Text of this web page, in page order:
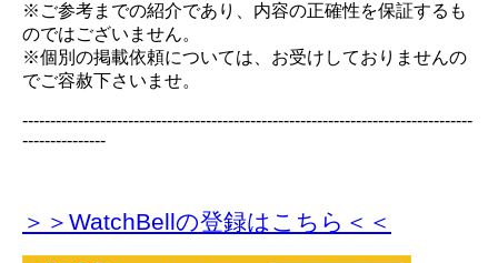
※ご参考までの紹介であり、内容の正確性を保証するも
のではございません。
※個別の掲載依頼については、お受けしておりませんの
でご容赦下さいませ。
---------------------------------------------------------------------------------
---------------
＞＞WatchBellの登録はこちら＜＜